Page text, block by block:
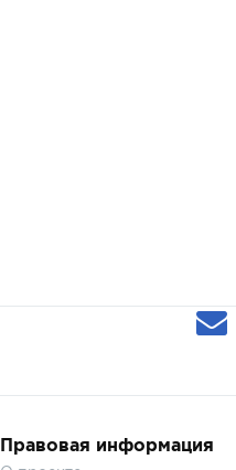
Правовая информация